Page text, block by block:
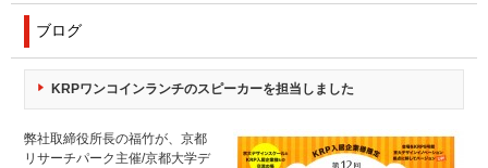
ブログ
KRPワンコインランチのスピーカーを担当しました
弊社取締役所長の福竹が、京都
リサーチパーク主催/京都大学デ